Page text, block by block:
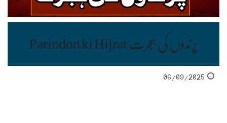
پرندوں کی ہجرت Parindon ki Hijrat
06/09/2025